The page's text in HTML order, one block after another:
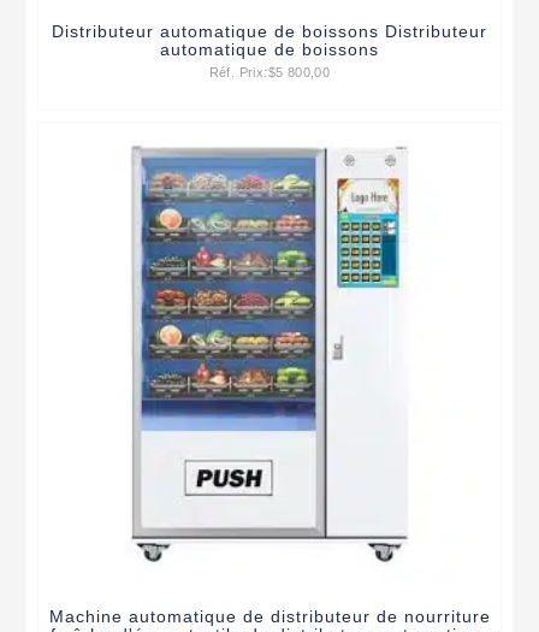
Distributeur automatique de boissons Distributeur
automatique de boissons
Réf. Prix:$5 800,00
Machine automatique de distributeur de nourriture